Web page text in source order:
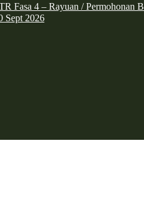
Fasa 4 – Rayuan / Permohonan
Sept 2026